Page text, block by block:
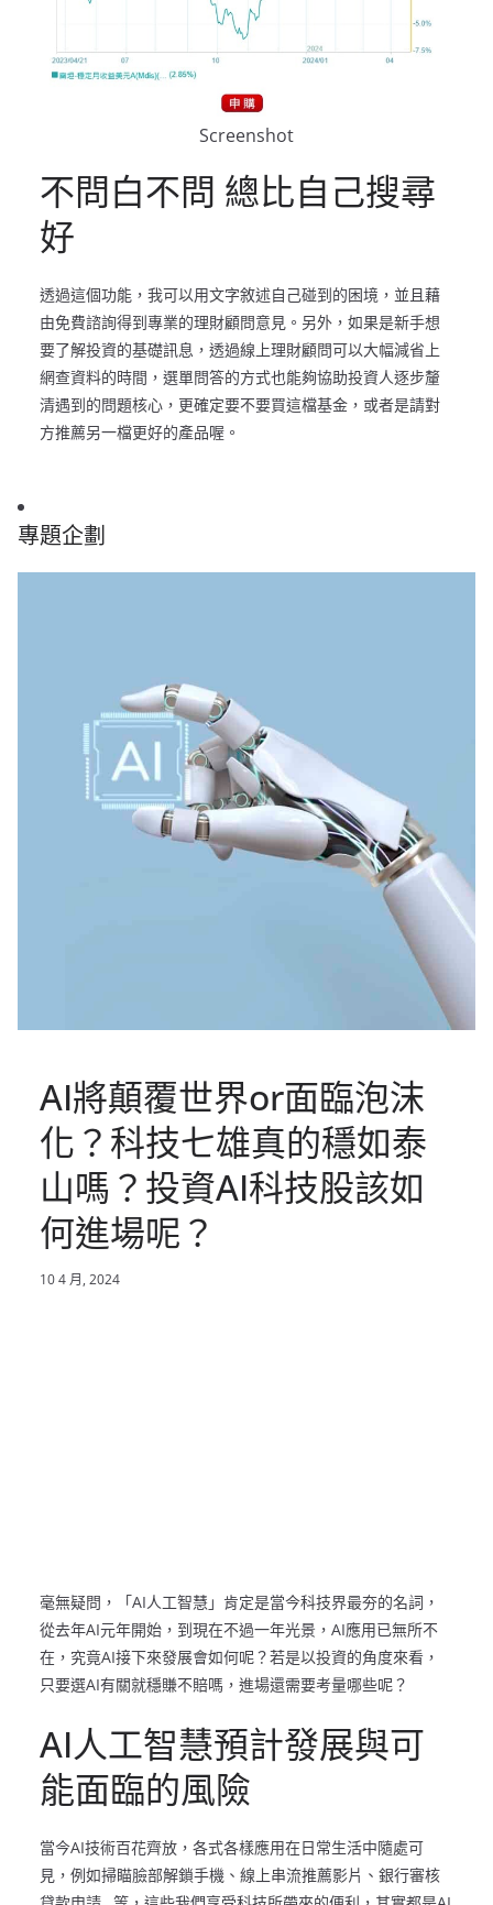
Screenshot
不問白不問 總比自己搜尋
好
透過這個功能，我可以用文字敘述自己碰到的困境，並且藉
由免費諮詢得到專業的理財顧問意見。另外，如果是新手想
要了解投資的基礎訊息，透過線上理財顧問可以大幅減省上
網查資料的時間，選單問答的方式也能夠協助投資人逐步釐
清遇到的問題核心，更確定要不要買這檔基金，或者是請對
方推薦另一檔更好的產品喔。
專題企劃
AI將顛覆世界or面臨泡沫
化？科技七雄真的穩如泰
山嗎？投資AI科技股該如
何進場呢？
10 4 月, 2024
毫無疑問，「AI人工智慧」肯定是當今科技界最夯的名詞，
從去年AI元年開始，到現在不過一年光景，AI應用已無所不
在，究竟AI接下來發展會如何呢？若是以投資的角度來看，
只要選AI有關就穩賺不賠嗎，進場還需要考量哪些呢？
AI人工智慧預計發展與可
能面臨的風險
當今AI技術百花齊放，各式各樣應用在日常生活中隨處可
見，例如掃瞄臉部解鎖手機、線上串流推薦影片、銀行審核